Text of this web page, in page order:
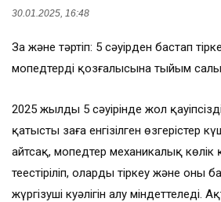
30.01.2025, 16:48
Заң және тәртіп: 5 сәуірден бастап
мопедтердің қозғалысына тыйым
2025 жылдың 5 сәуірінде жол
қатысты заңға енгізілген өзгерістер
айтсақ, мопедтер механикалық көлік
теңестіріліп, оларды тіркеу және оны
жүргізуші куәлігін алу міндеттеледі.